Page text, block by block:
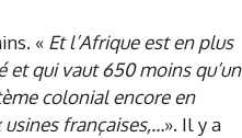
« Et l’Afrique est en plus
et qui vaut 650 moins qu’un
colonial encore en
françaises,…». Il y a